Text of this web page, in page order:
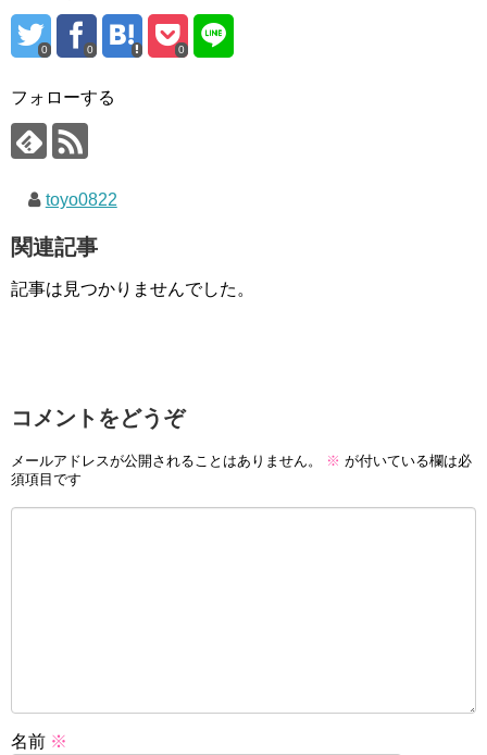
0 0 0
フォローする
toyo0822
関連記事
記事は見つかりませんでした。
コメントをどうぞ
メールアドレスが公開されることはありません。 ※ が付いている欄は必
須項目です
名前 ※